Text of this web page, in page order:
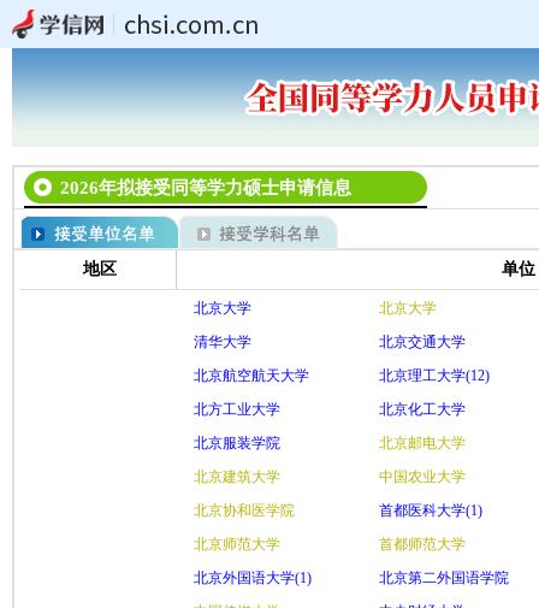
2026年拟接受同等学力硕士申请信息